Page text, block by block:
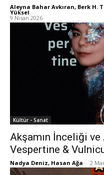
Aleyna Bahar Avkıran, Berk H.
Yüksel -
9 Nisan 2026
Kültür - Sanat
Akşamın İnceliği ve
Vespertine &
Nadya Deniz, Hasan Ağa - 2